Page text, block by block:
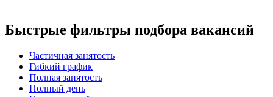
Быстрые фильтры подбора вакансий
Частичная занятость
Гибкий график
Полная занятость
Полный день